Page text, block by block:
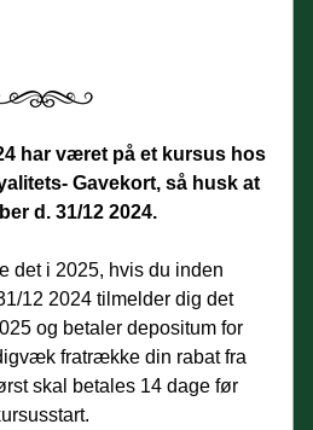
har været på et kursus hos
Gavekort, så husk at
d. 31/12 2024.
det i 2025, hvis du inden
12 2024 tilmelder dig det
og betaler depositum for
fratrække din rabat fra
skal betales 14 dage før